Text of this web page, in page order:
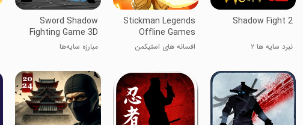
Shadow Fight 2
نبرد سایه ها ۲
Stickman Legends
Offline Games
افسانه های استیکمن
Sword Shadow
Fighting Game 3D
مبارزه سایه‌ها